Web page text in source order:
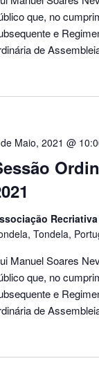
que, no
e
de
Maio, 2021 @
Tondela,
Manuel Soares
que, no
e
de